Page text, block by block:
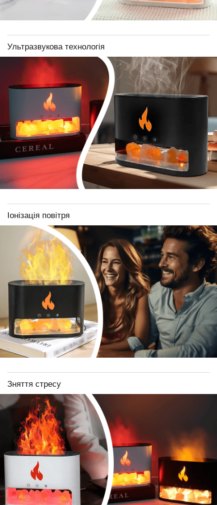
Ультразвукова технологія
Іонізація повітря
Зняття стресу